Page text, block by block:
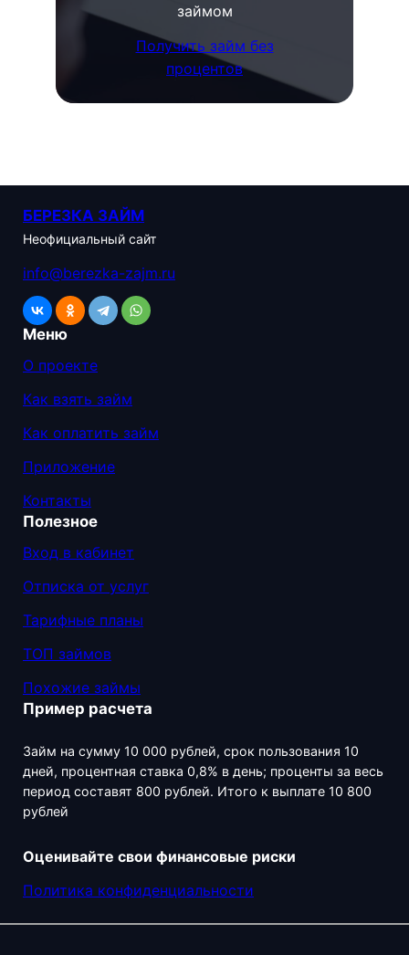
займом
Получить займ без
процентов
БЕРЕЗКА ЗАЙМ
Неофициальный сайт
info@berezka-zajm.ru
Меню
О проекте
Как взять займ
Как оплатить займ
Приложение
Контакты
Полезное
Вход в кабинет
Отписка от услуг
Тарифные планы
ТОП займов
Похожие займы
Пример расчета
Займ на сумму 10 000 рублей, срок пользования 10
дней, процентная ставка 0,8% в день; проценты за весь
период составят 800 рублей. Итого к выплате 10 800
рублей
Оценивайте свои финансовые риски
Политика конфиденциальности